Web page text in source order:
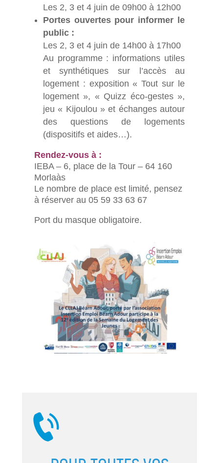
Les 2, 3 et 4 juin de 09h00 à 12h00
Portes ouvertes pour informer le
public :
Les 2, 3 et 4 juin de 14h00 à 17h00
Au programme : informations utiles
et synthétiques sur l’accès au
logement : exposition « Tout sur le
logement », « Quizz éco-gestes »,
jeu « Kijoulou » et échanges autour
des questions de logements
(dispositifs et aides…).
Rendez-vous à :
IEBA – 6, place de la Tour – 64 160
Morlaàs
Le nombre de place est limité, pensez
à réserver au 05 59 33 63 67
Port du masque obligatoire.